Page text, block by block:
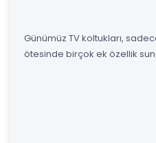
Günümüz TV koltukları,
ötesinde birçok ek özellik